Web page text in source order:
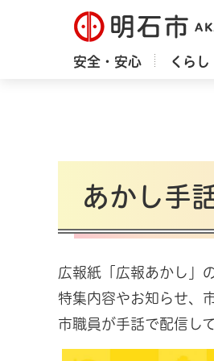
明石市
安全・安心 くら
あかし手
広報紙「広報あかし」
特集内容やお知らせ、
市職員が手話で配信して